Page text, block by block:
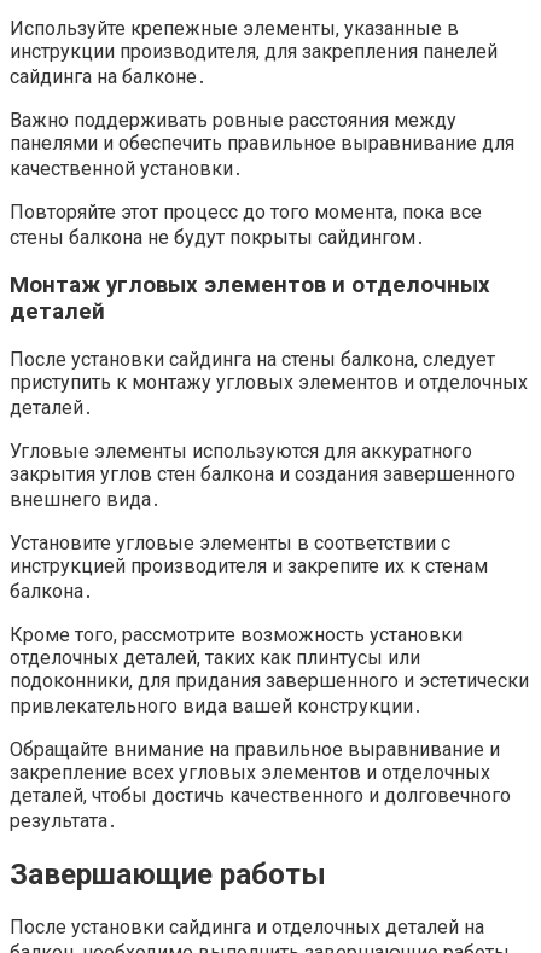
Используйте крепежные элементы, указанные в
инструкции производителя, для закрепления панелей
сайдинга на балконе․
Важно поддерживать ровные расстояния между
панелями и обеспечить правильное выравнивание для
качественной установки․
Повторяйте этот процесс до того момента, пока все
стены балкона не будут покрыты сайдингом․
Монтаж угловых элементов и отделочных
деталей
После установки сайдинга на стены балкона, следует
приступить к монтажу угловых элементов и отделочных
деталей․
Угловые элементы используются для аккуратного
закрытия углов стен балкона и создания завершенного
внешнего вида․
Установите угловые элементы в соответствии с
инструкцией производителя и закрепите их к стенам
балкона․
Кроме того, рассмотрите возможность установки
отделочных деталей, таких как плинтусы или
подоконники, для придания завершенного и эстетически
привлекательного вида вашей конструкции․
Обращайте внимание на правильное выравнивание и
закрепление всех угловых элементов и отделочных
деталей, чтобы достичь качественного и долговечного
результата․
Завершающие работы
После установки сайдинга и отделочных деталей на